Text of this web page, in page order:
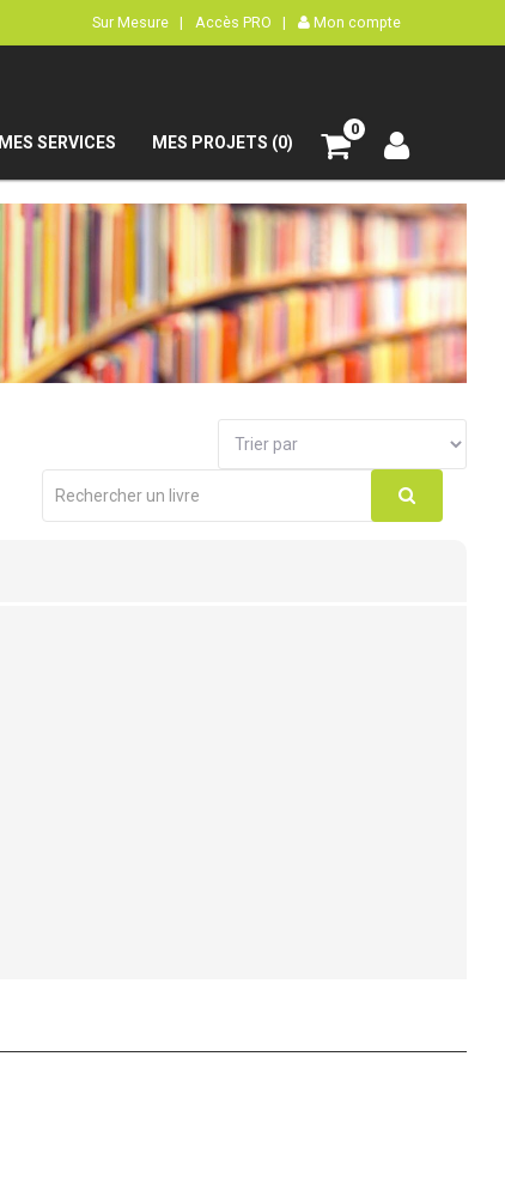
Sur Mesure | Accès PRO | Mon compte
MES SERVICES MES PROJETS (0)
0